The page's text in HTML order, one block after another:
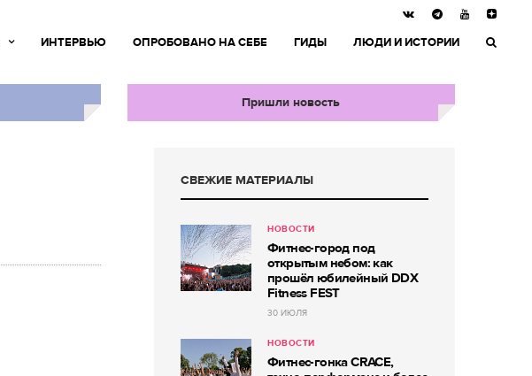
ИНТЕРВЬЮ ОПРОБОВАНО НА СЕБЕ ГИДЫ ЛЮДИ И ИСТОРИИ
Пришли новость
СВЕЖИЕ МАТЕРИАЛЫ
НОВОСТИ
Фитнес-город под
открытым небом: как
прошёл юбилейный DDX
Fitness FEST
30 ИЮЛЯ
НОВОСТИ
Фитнес-гонка CRACE,